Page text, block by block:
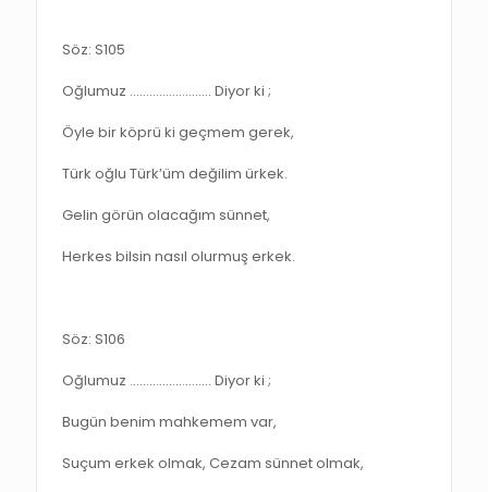
Söz: S105
Oğlumuz ……………………. Diyor ki ;
Öyle bir köprü ki geçmem gerek,
Türk oğlu Türk’üm değilim ürkek.
Gelin görün olacağım sünnet,
Herkes bilsin nasıl olurmuş erkek.
Söz: S106
Oğlumuz ……………………. Diyor ki ;
Bugün benim mahkemem var,
Suçum erkek olmak, Cezam sünnet olmak,